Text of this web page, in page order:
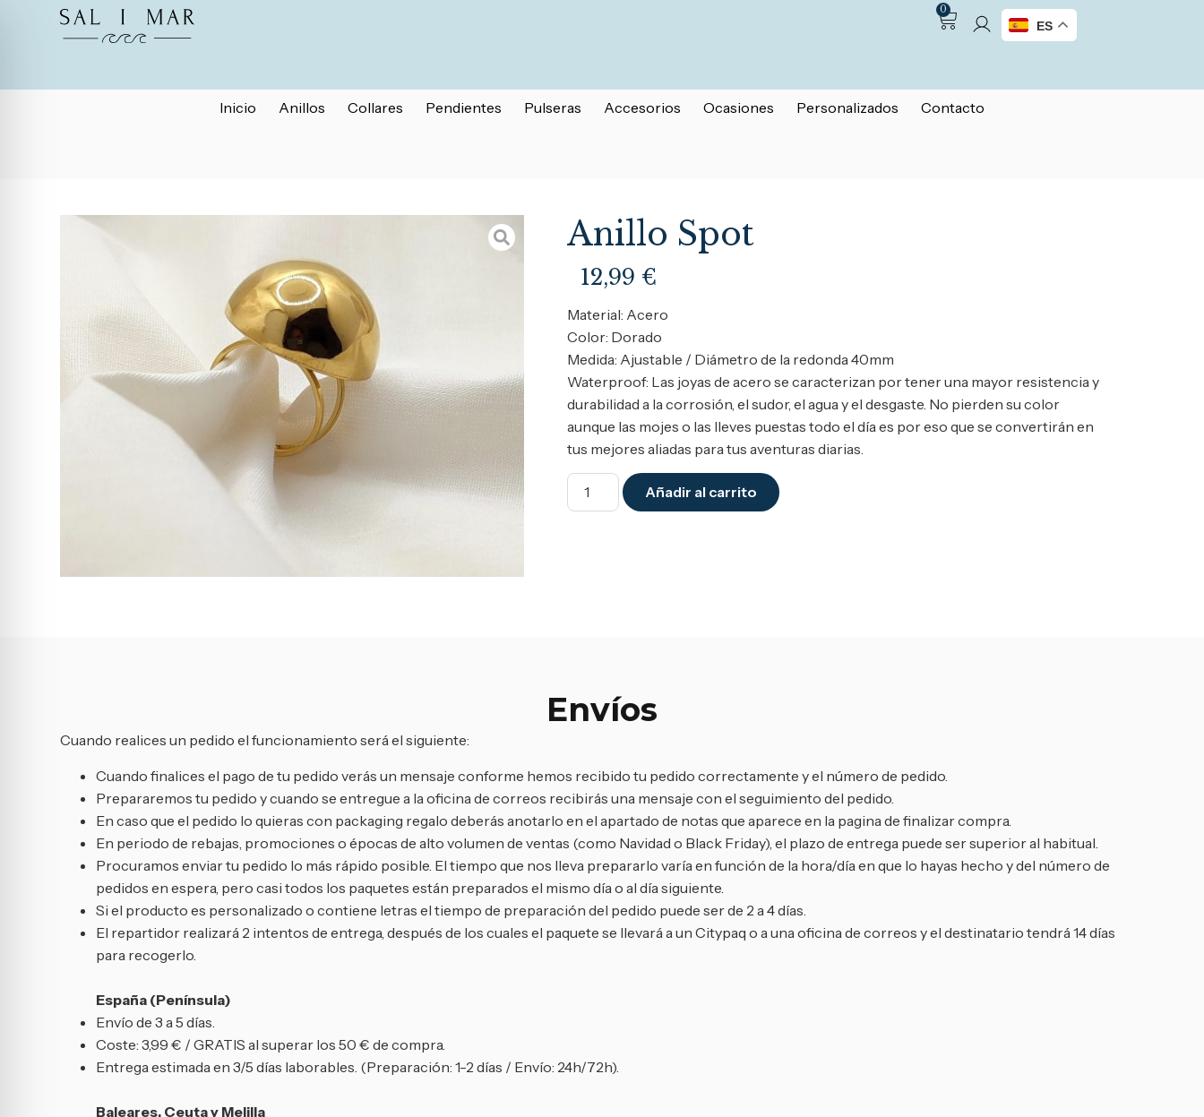
0
ES
Inicio Anillos Collares Pendientes Pulseras Accesorios Ocasiones Personalizados Contacto
Anillo Spot
12,99 €
Material: Acero
Color: Dorado
Medida: Ajustable / Diámetro de la redonda 40mm
Waterproof: Las joyas de acero se caracterizan por tener una mayor resistencia y
durabilidad a la corrosión, el sudor, el agua y el desgaste. No pierden su color
aunque las mojes o las lleves puestas todo el día es por eso que se convertirán en
tus mejores aliadas para tus aventuras diarias.
Añadir al carrito
Envíos
Cuando realices un pedido el funcionamiento será el siguiente:
Cuando finalices el pago de tu pedido verás un mensaje conforme hemos recibido tu pedido correctamente y el número de pedido.
Prepararemos tu pedido y cuando se entregue a la oficina de correos recibirás una mensaje con el seguimiento del pedido.
En caso que el pedido lo quieras con packaging regalo deberás anotarlo en el apartado de notas que aparece en la pagina de finalizar compra.
En periodo de rebajas, promociones o épocas de alto volumen de ventas (como Navidad o Black Friday), el plazo de entrega puede ser superior al habitual.
Procuramos enviar tu pedido lo más rápido posible. El tiempo que nos lleva prepararlo varía en función de la hora/día en que lo hayas hecho y del número de
pedidos en espera, pero casi todos los paquetes están preparados el mismo día o al día siguiente.
Si el producto es personalizado o contiene letras el tiempo de preparación del pedido puede ser de 2 a 4 días.
El repartidor realizará 2 intentos de entrega, después de los cuales el paquete se llevará a un Citypaq o a una oficina de correos y el destinatario tendrá 14 días
para recogerlo.
España (Península)
Envío de 3 a 5 días.
Coste: 3,99 € / GRATIS al superar los 50 € de compra.
Entrega estimada en 3/5 días laborables. (Preparación: 1-2 días / Envío: 24h/72h).
Baleares, Ceuta y Melilla